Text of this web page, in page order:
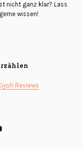
nicht ganz klar? Lass
wissen!
Reviews